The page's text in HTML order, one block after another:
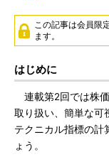
この記事は会員限
ます。
はじめに
連載第2回では株
取り扱い、簡単な可
テクニカル指標の計
ょう。